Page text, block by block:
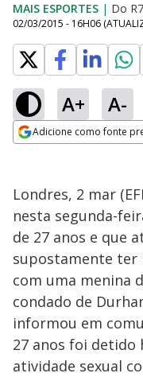
MAIS ESPORTES | Do R7
02/03/2015 - 16H06
A+ A-
Adicione como fonte
Londres, 2 mar
nesta segunda-
de 27 anos e que
supostamente ter
com uma menina
condado de
informou em
27 anos foi detido
atividade sexual